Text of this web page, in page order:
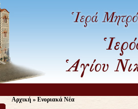
Αρχική » Ενοριακά Νέα